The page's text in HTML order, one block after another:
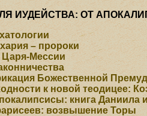
ИУДЕЙСТВА: ОТ
– пророки
Мессии
Божественной
к новой теодицее:
книга Даниила
возвышение Торы